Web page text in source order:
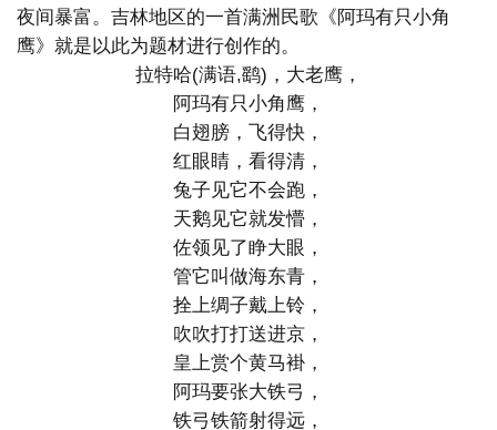
夜间暴富。吉林地区的一首满洲民歌《阿玛有只小角
鹰》就是以此为题材进行创作的。
拉特哈(满语,鹞)，大老鹰，
阿玛有只小角鹰，
白翅膀，飞得快，
红眼睛，看得清，
兔子见它不会跑，
天鹅见它就发懵，
佐领见了睁大眼，
管它叫做海东青，
拴上绸子戴上铃，
吹吹打打送进京，
皇上赏个黄马褂，
阿玛要张大铁弓，
铁弓铁箭射得远，